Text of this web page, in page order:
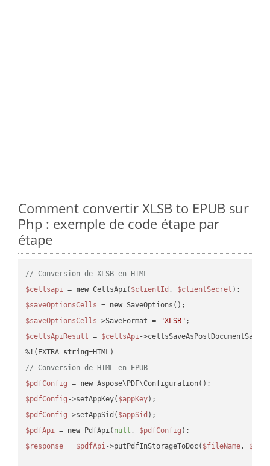
Comment convertir XLSB to EPUB sur
Php : exemple de code étape par
étape
// Conversion de XLSB en HTML
$cellsapi = new CellsApi( $clientId , $clientSecret
$saveOptionsCells = new
$saveOptionsCells ->SaveFormat = "XLSB"
$cellsApiResult = $cellsApi-
%!(EXTRA string
// Conversion de HTML en EPUB
$pdfConfig = new
$pdfConfig ->setAppKey( $appKey
$pdfConfig ->setAppSid( $appSid
$pdfApi = new PdfApi( null , $pdfConfig
$response = $pdfApi->putPdfInStorageToDoc( $fileName,